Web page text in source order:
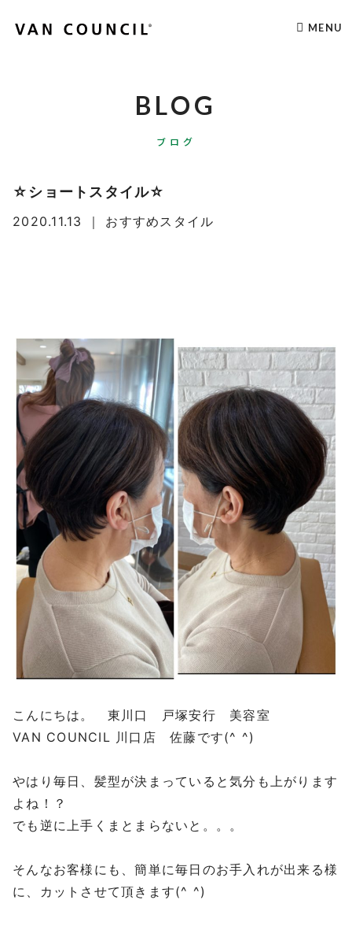
MENU
BLOG
ブログ
☆ショートスタイル☆
2020.11.13 ｜ おすすめスタイル
こんにちは。 東川口 戸塚安行 美容室
VAN COUNCIL 川口店 佐藤です(^ ^)
やはり毎日、髪型が決まっていると気分も上がります
よね！？
でも逆に上手くまとまらないと。。。
そんなお客様にも、簡単に毎日のお手入れが出来る様
に、カットさせて頂きます(^ ^)